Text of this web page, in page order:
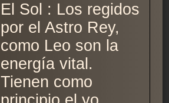
El Sol : Los regidos
por el Astro Rey,
como Leo son la
energía vital.
Tienen como